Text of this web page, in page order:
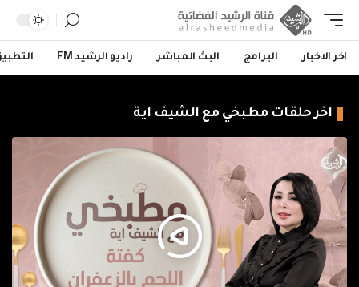
اخر الاخبار البرامج البث المباشر راديو الرشيد FM
اخر حلقات مطبخي مع الشيف اية